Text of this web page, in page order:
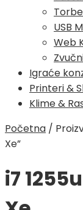
USB
Web
Igraće
Printeri &
Klime &
Početna /
Xe”
i7